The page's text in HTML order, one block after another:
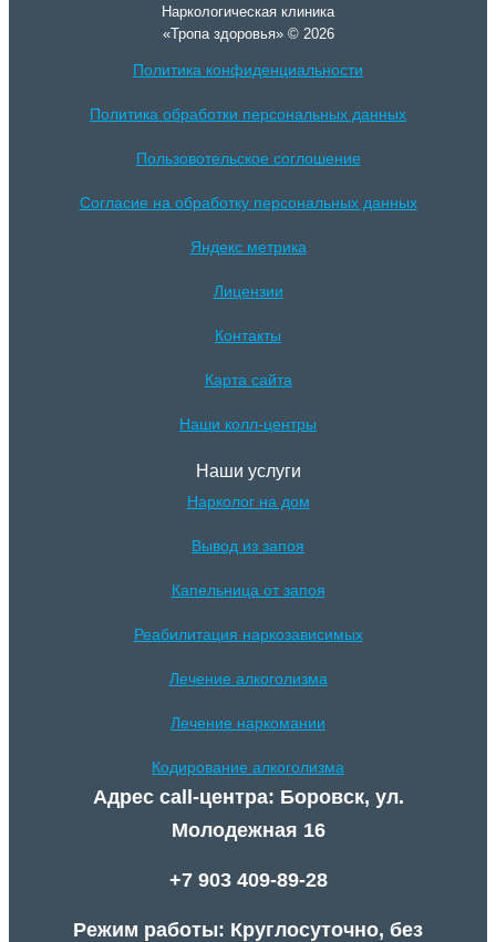
Наркологическая клиника
«Тропа здоровья» © 2026
Политика конфиденциальности
Политика обработки персональных данных
Пользовотельское соглошение
Согласие на обработку персональных данных
Яндекс метрика
Лицензии
Контакты
Карта сайта
Наши колл-центры
Наши услуги
Нарколог на дом
Вывод из запоя
Капельница от запоя
Реабилитация наркозависимых
Лечение алкоголизма
Лечение наркомании
Кодирование алкоголизма
Адрес call-центра: Боровск, ул.
Молодежная 16
+7 903 409-89-28
Режим работы: Круглосуточно, без